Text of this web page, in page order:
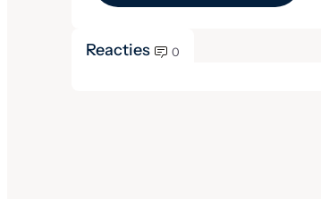
Reacties 0